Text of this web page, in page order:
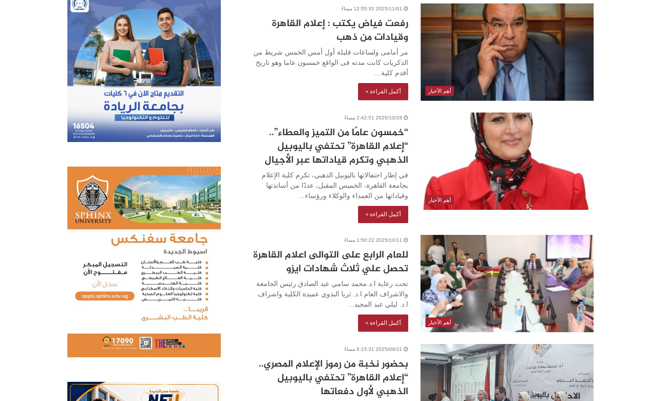
أهم الأخبار
2025/11/01 12:55:33 مساءً
رفعت فياض يكتب : إعلام القاهرة
وقيادات من ذهب
مر أمامى ولساعات قليلة أول أمس الخمس شريط من
الذكريات كانت مدته فى الواقع خمسون عاما وهو تاريخ
أقدم كلية…
أكمل القراءة »
أهم الأخبار
2025/10/28 2:42:51 مساءً
“خمسون عامًا من التميز والعطاء”..
“إعلام القاهرة” تحتفي باليوبيل
الذهبي وتكرم قياداتها عبر الأجيال
في إطار احتفالاتها باليوبيل الذهبي، تكرم كلية الإعلام
بجامعة القاهرة، الخميس المقبل، عددًا من أساتذتها
وقياداتها من العمداء والوكلاء ورؤساء…
أكمل القراءة »
أهم الأخبار
2025/10/11 1:50:22 مساءً
للعام الرابع على التوالى اعلام القاهرة
تحصل علي ثلاث شهادات ايزو
تحت رعاية ا.د.محمد سامي عبد الصادق رئيس الجامعة
والاشراف العام ا.د. ثريا البدوي عميدة الكلية واشراف
ا.د. ليلي عبد المجيد…
أكمل القراءة »
2025/09/21 6:15:31 مساءً
بحضور نخبة من رموز الإعلام المصري..
“إعلام القاهرة” تحتفي باليوبيل
الذهبي لأول دفعاتها